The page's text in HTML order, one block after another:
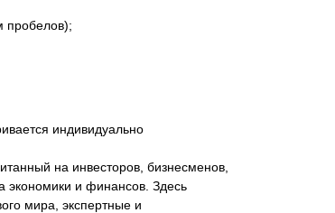
пробелов);
индивидуально
на инвесторов, бизнесменов,
экономики и финансов. Здесь
мира, экспертные и